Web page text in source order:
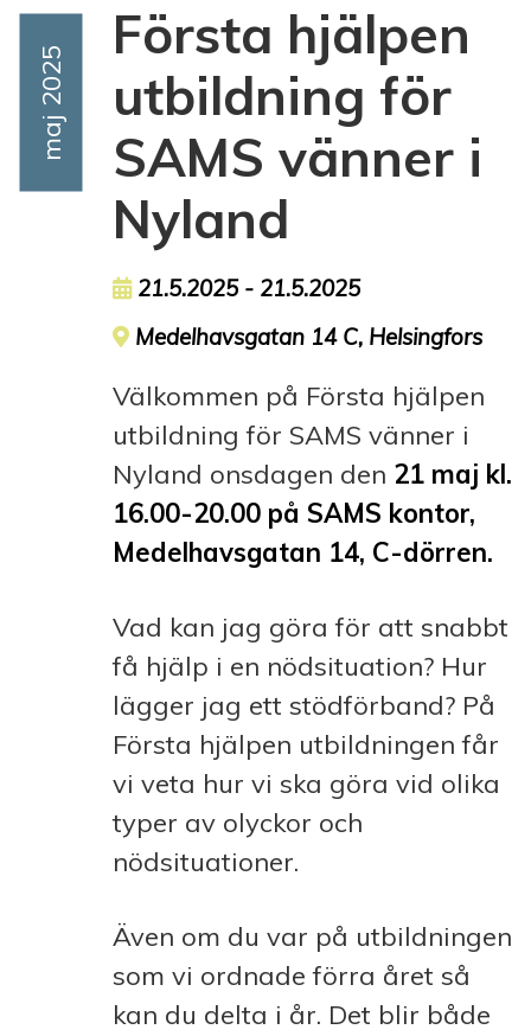
Event Date
Maj 2025
Första hjälpen
utbildning för
SAMS vänner i
Nyland
Event date
21.5.2025 - 21.5.2025
Event location
Medelhavsgatan 14 C, Helsingfors
Välkommen på Första hjälpen
utbildning för SAMS vänner i
Nyland onsdagen den 21 maj kl.
16.00-20.00 på SAMS kontor,
Medelhavsgatan 14, C-dörren.
Vad kan jag göra för att snabbt
få hjälp i en nödsituation? Hur
lägger jag ett stödförband? På
Första hjälpen utbildningen får
vi veta hur vi ska göra vid olika
typer av olyckor och
nödsituationer.
Även om du var på utbildningen
som vi ordnade förra året så
kan du delta i år. Det blir både